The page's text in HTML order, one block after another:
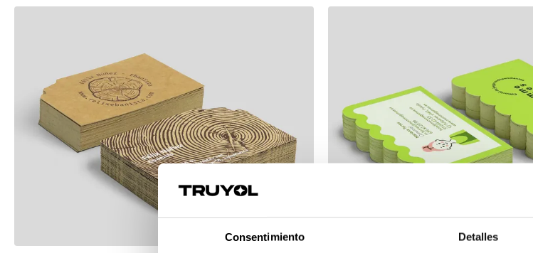
Consentimiento Detalles
g/m2
Rives Design Natural White 350
g/m2
Cartulinas
Cartulina Gráfica Diva Art
Folding Simwhite 255 g/m2
Tecknocard 350g/m2
Recomendado